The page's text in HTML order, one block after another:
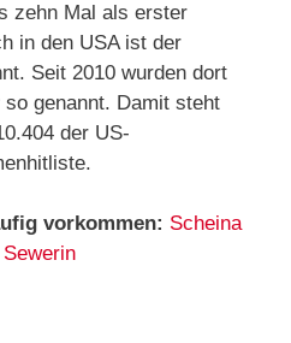
zehn Mal als erster
in den USA ist der
Seit 2010 wurden dort
so genannt. Damit steht
der US-
vorkommen: Scheina
Sewerin